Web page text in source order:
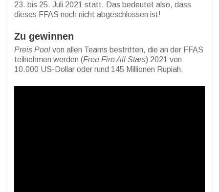
23. bis 25. Juli 2021 statt. Das bedeutet also, dass
dieses FFAS noch nicht abgeschlossen ist!
Zu gewinnen
Preis Pool von allen Teams bestritten, die an der FFAS
teilnehmen werden (Free Fire All Stars) 2021 von
10.000 US-Dollar oder rund 145 Millionen Rupiah.